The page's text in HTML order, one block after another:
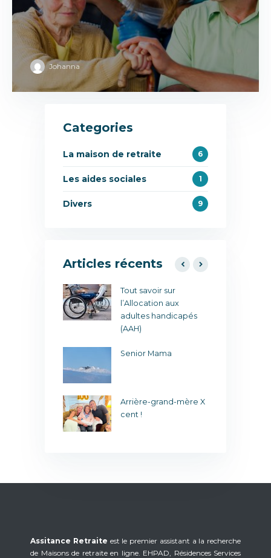
Johanna
Categories
La maison de retraite 6
Les aides sociales 1
Divers 9
Articles récents
Tout savoir sur
l’Allocation aux
adultes handicapés
(AAH)
Senior Mama
Arrière-grand-mère X
cent !
Assitance Retraite est le premier assistant a la recherche
de Maisons de retraite en ligne. EHPAD, Résidences Services